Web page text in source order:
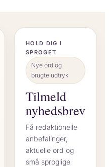
“
HOLD DIG I
SPROGET
Nye ord og
brugte udtryk
Tilmeld
nyhedsbrev
Få redaktionelle
anbefalinger,
aktuelle ord og
små sproglige